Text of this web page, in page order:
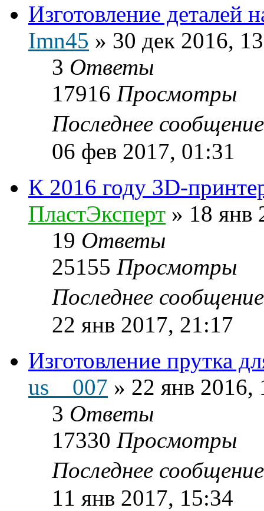
Изготовление деталей
Imn45 » 30 дек 2016,
3 Ответы
17916 Просмотры
Последнее
06 фев 2017, 01:31
К 2016 году 3D-
ПластЭксперт » 18 янв
19 Ответы
25155 Просмотры
Последнее
22 янв 2017, 21:17
Изготовление прутка
us__007 » 22 янв 2016,
3 Ответы
17330 Просмотры
Последнее
11 янв 2017, 15:34